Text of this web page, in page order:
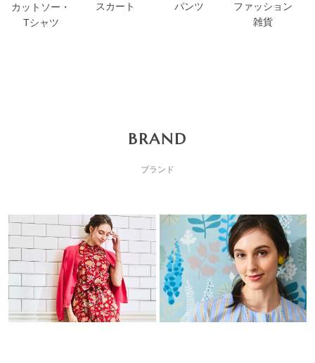
カットソー・
Tシャツ
スカート パンツ
ファッション
雑貨
BRAND
ブランド